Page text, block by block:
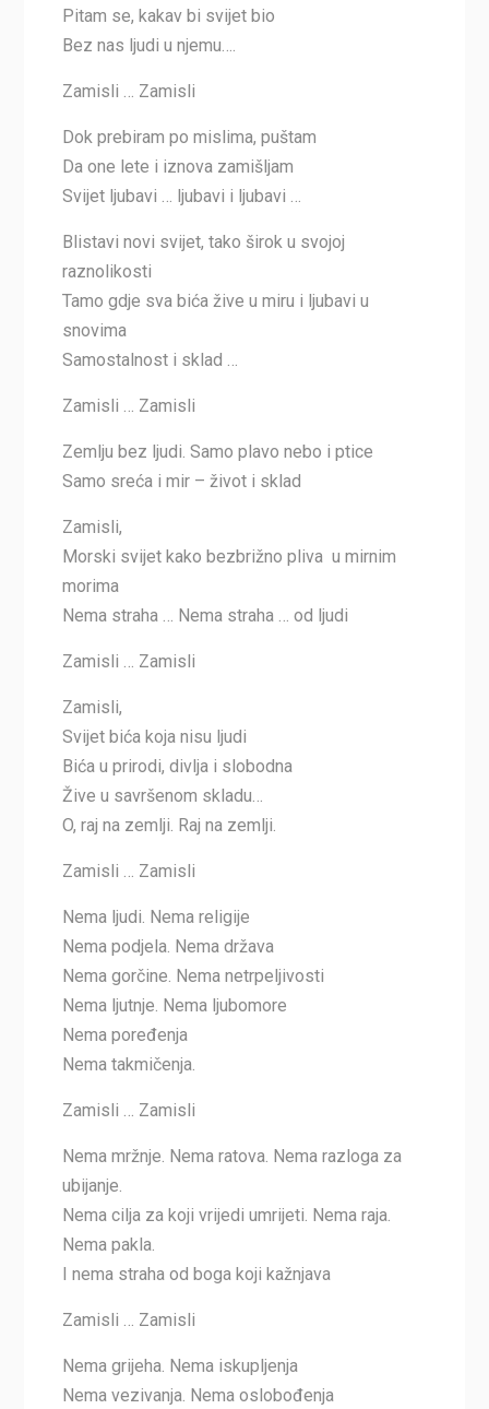
Pitam se, kakav bi svijet bio
Bez nas ljudi u njemu….
Zamisli … Zamisli
Dok prebiram po mislima, puštam
Da one lete i iznova zamišljam
Svijet ljubavi … ljubavi i ljubavi …
Blistavi novi svijet, tako širok u svojoj
raznolikosti
Tamo gdje sva bića žive u miru i ljubavi u
snovima
Samostalnost i sklad …
Zamisli … Zamisli
Zemlju bez ljudi. Samo plavo nebo i ptice
Samo sreća i mir – život i sklad
Zamisli,
Morski svijet kako bezbrižno pliva u mirnim
morima
Nema straha … Nema straha … od ljudi
Zamisli … Zamisli
Zamisli,
Svijet bića koja nisu ljudi
Bića u prirodi, divlja i slobodna
Žive u savršenom skladu…
O, raj na zemlji. Raj na zemlji.
Zamisli … Zamisli
Nema ljudi. Nema religije
Nema podjela. Nema država
Nema gorčine. Nema netrpeljivosti
Nema ljutnje. Nema ljubomore
Nema poređenja
Nema takmičenja.
Zamisli … Zamisli
Nema mržnje. Nema ratova. Nema razloga za
ubijanje.
Nema cilja za koji vrijedi umrijeti. Nema raja.
Nema pakla.
I nema straha od boga koji kažnjava
Zamisli … Zamisli
Nema grijeha. Nema iskupljenja
Nema vezivanja. Nema oslobođenja